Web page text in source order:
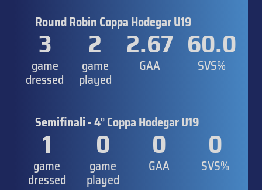
Round Robin Coppa Hodegar U19
3
game
dressed
2
game
played
2.67
GAA
60.0
SVS%
Semifinali - 4° Coppa Hodegar U19
1
game
dressed
0
game
played
0
GAA
0
SVS%